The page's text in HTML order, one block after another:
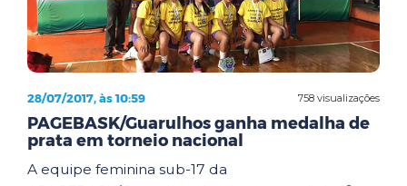
758 visualizações
28/07/2017, às 10:59
PAGEBASK/Guarulhos ganha medalha de
prata em torneio nacional
A equipe feminina sub-17 da